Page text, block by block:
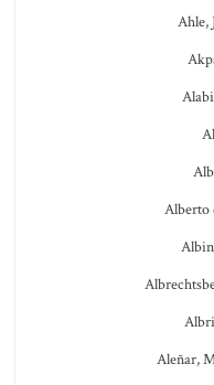
Ahle,
Alberto
Aleñar,